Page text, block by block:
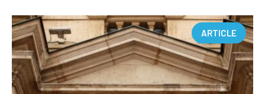
ARTICLE